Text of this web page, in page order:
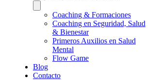
Coaching & Formaciones
Coaching en Seguridad, Salud
& Bienestar
Primeros Auxilios en Salud
Mental
Flow Game
Blog
Contacto